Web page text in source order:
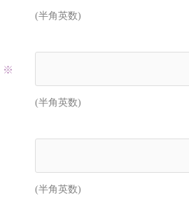
(半角英数)
※
(半角英数)
(半角英数)